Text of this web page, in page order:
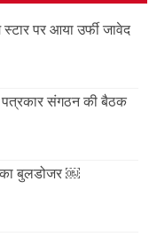
पर आया उर्फी जावेद
पत्रकार संगठन की बैठक
का बुलडोजर ￼